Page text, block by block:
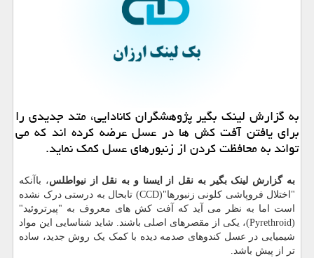
به گزارش لینك بگیر پژوهشگران كانادایی، متد جدیدی را
برای یافتن آفت كش ها در عسل عرضه كرده اند كه می
تواند به محافظت كردن از زنبورهای عسل كمك نماید.
به گزارش لینک بگیر به نقل از ایسنا و به نقل از نیواطلس، باآنکه
"اختلال فروپاشی کلونی زنبورها"(CCD) تابحال به درستی درک نشده
است اما به نظر می آید که آفت کش های معروف به "پیرتروئید"
(Pyrethroid)، یکی از مقصرهای اصلی باشند. شاید شناسایی این مواد
شیمیایی در عسل کندوهای صدمه دیده با کمک یک روش جدید، ساده
تر از پیش باشد.